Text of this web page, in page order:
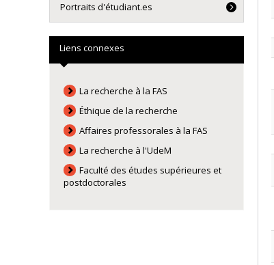
Portraits d'étudiant.es
Liens connexes
La recherche à la FAS
Éthique de la recherche
Affaires professorales à la FAS
La recherche à l'UdeM
Faculté des études supérieures et
postdoctorales